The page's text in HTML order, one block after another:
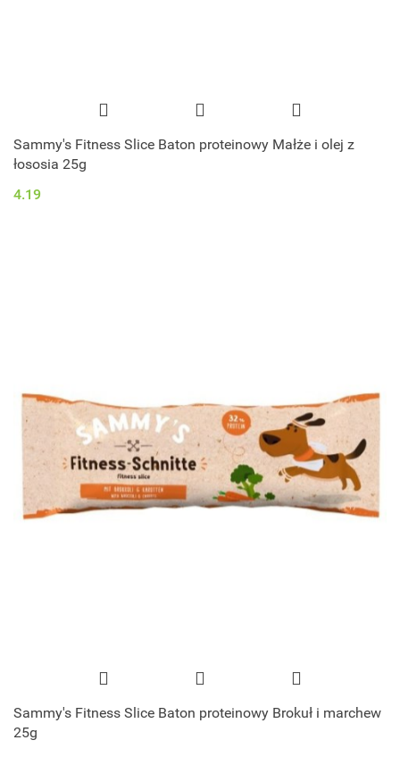
Sammy's Fitness Slice Baton proteinowy Małże i olej z
łososia 25g
4.19
Sammy's Fitness Slice Baton proteinowy Brokuł i marchew
25g